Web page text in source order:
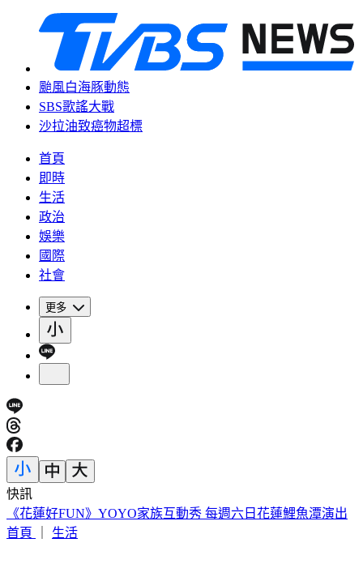
颱風白海豚動態
SBS歌謠大戰
沙拉油致癌物超標
首頁
即時
生活
政治
娛樂
國際
社會
更多
快訊
穿UNIQLO AIRism發現不涼了？網見「1關鍵」驚呆
首頁
生活